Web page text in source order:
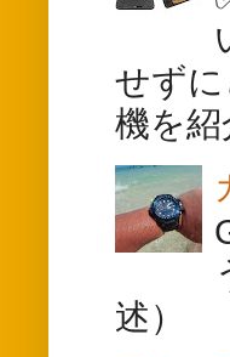
せず
機を
述）